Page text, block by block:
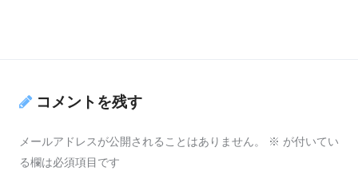
コメントを残す
メールアドレスが公開されることはありません。 ※ が付いてい
る欄は必須項目です